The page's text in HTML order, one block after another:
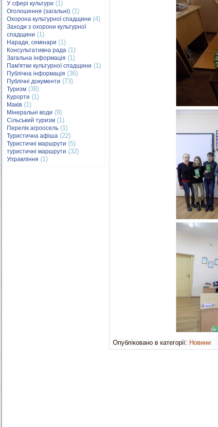
У сфері культури (1)
Оголошення (загальні) (1)
Охорона культурної спадщини (4)
Заходи з охорони культурної
спадщини (1)
Наради, семінари (1)
Консультативна рада (1)
Загальна інформація (1)
Пам'ятки культурної спадщини (1)
Публічна інформація (36)
Публічні документи (73)
Туризм (38)
Курорти (1)
Маків (1)
Мінеральні води (9)
Сільський туризм (1)
Перелік агроосель (1)
Туристична афіша (22)
Туристичні маршрути (5)
туристичні маршрути (32)
Управління (1)
Опубліковано в категорії: Новини